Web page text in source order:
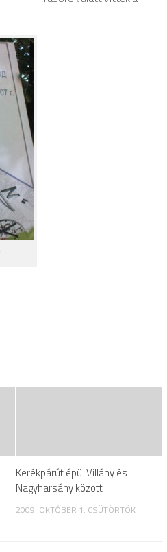
Kerékpárút épül Villány és
Nagyharsány között
2009. OKTÓBER 1. CSÜTÖRTÖK